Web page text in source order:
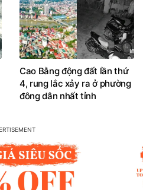
Cao Bằng động đất lần thứ
4, rung lắc xảy ra ở phường
đông dân nhất tỉnh